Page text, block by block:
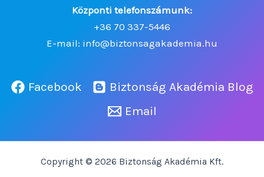
Központi telefonszámunk:
+36 70 337-5446
E-mail: info@biztonsagakademia.hu
Facebook
Biztonság Akadémia Blog
Email
Copyright © 2026 Biztonság Akadémia Kft.